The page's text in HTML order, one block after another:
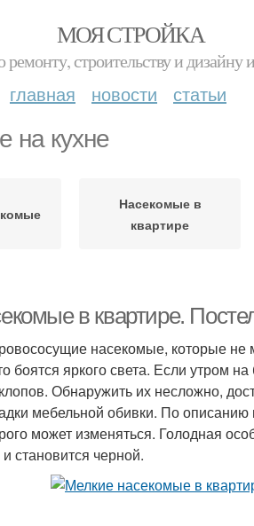
МОЯ СТРОЙКА
ремонту, строительству и дизайну
главная новости статьи
на кухне
Насекомые в
квартире
в квартире.
насекомые, которые не
боятся яркого света. Если утром
Обнаружить их несложно,
мебельной обивки. По
может изменяться. Голодная
становится черной.